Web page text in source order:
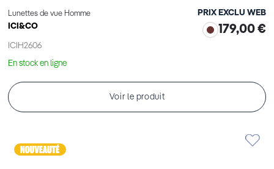
Lunettes de vue Homme
ICI&CO
ICIH2606
PRIX EXCLU WEB
179,00 €
En stock en ligne
Voir le produit